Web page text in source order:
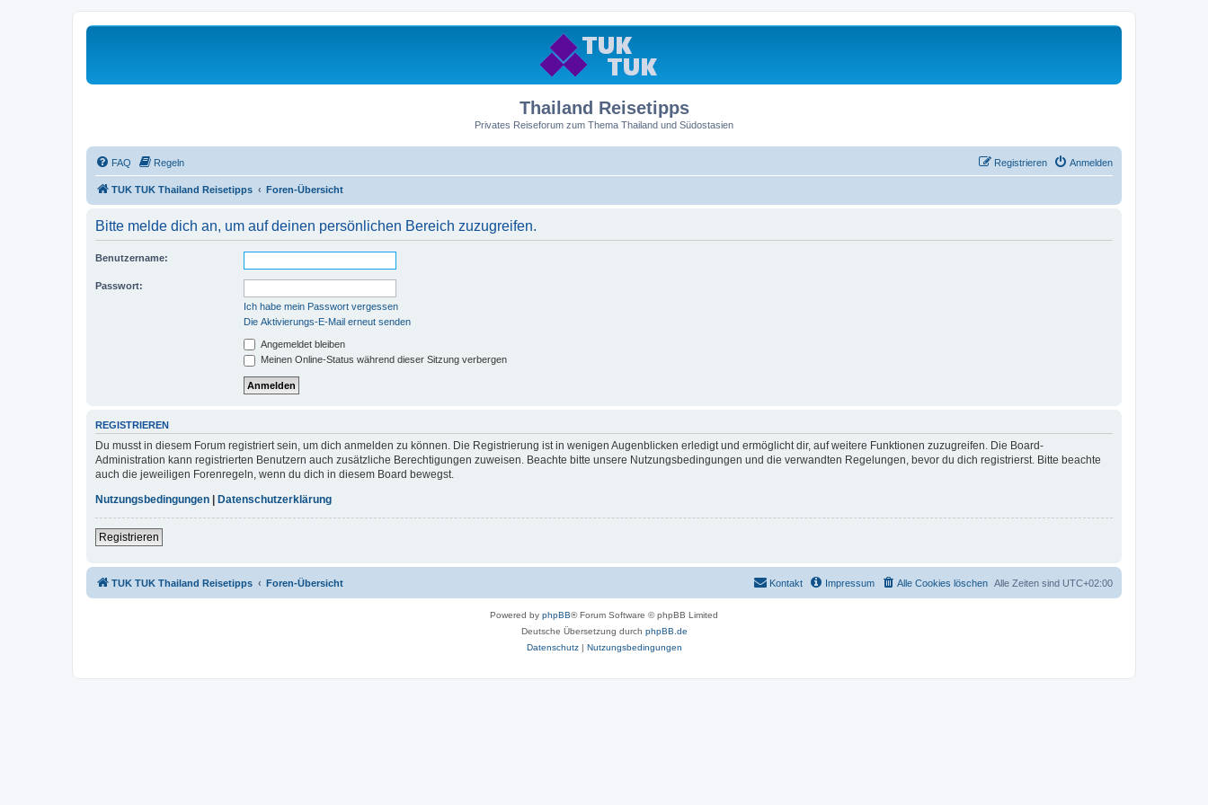
Thailand Reisetipps
Privates Reiseforum zum Thema Thailand und Südostasien
FAQ Regeln Anmelden
Registrieren
TUK TUK Thailand Reisetipps Foren-Übersicht
Bitte melde dich an, um auf deinen persönlichen Bereich zuzugreifen.
Benutzername:
Passwort:
Ich habe mein Passwort vergessen
Die Aktivierungs-E-Mail erneut senden
Angemeldet bleiben
Meinen Online-Status während dieser Sitzung verbergen
REGISTRIEREN
Du musst in diesem Forum registriert sein, um dich anmelden zu können. Die Registrierung ist in wenigen Augenblicken erledigt und ermöglicht dir, auf weitere Funktionen zuzugreifen. Die Board-
Administration kann registrierten Benutzern auch zusätzliche Berechtigungen zuweisen. Beachte bitte unsere Nutzungsbedingungen und die verwandten Regelungen, bevor du dich registrierst. Bitte beachte
auch die jeweiligen Forenregeln, wenn du dich in diesem Board bewegst.
Nutzungsbedingungen
Datenschutzerklärung
Registrieren
TUK TUK Thailand Reisetipps Foren-Übersicht Alle Zeiten sind UTC+02:00
Alle Cookies löschen
Impressum
Kontakt
Powered by phpBB® Forum Software © phpBB Limited
Deutsche Übersetzung durch phpBB.de
Datenschutz| Nutzungsbedingungen